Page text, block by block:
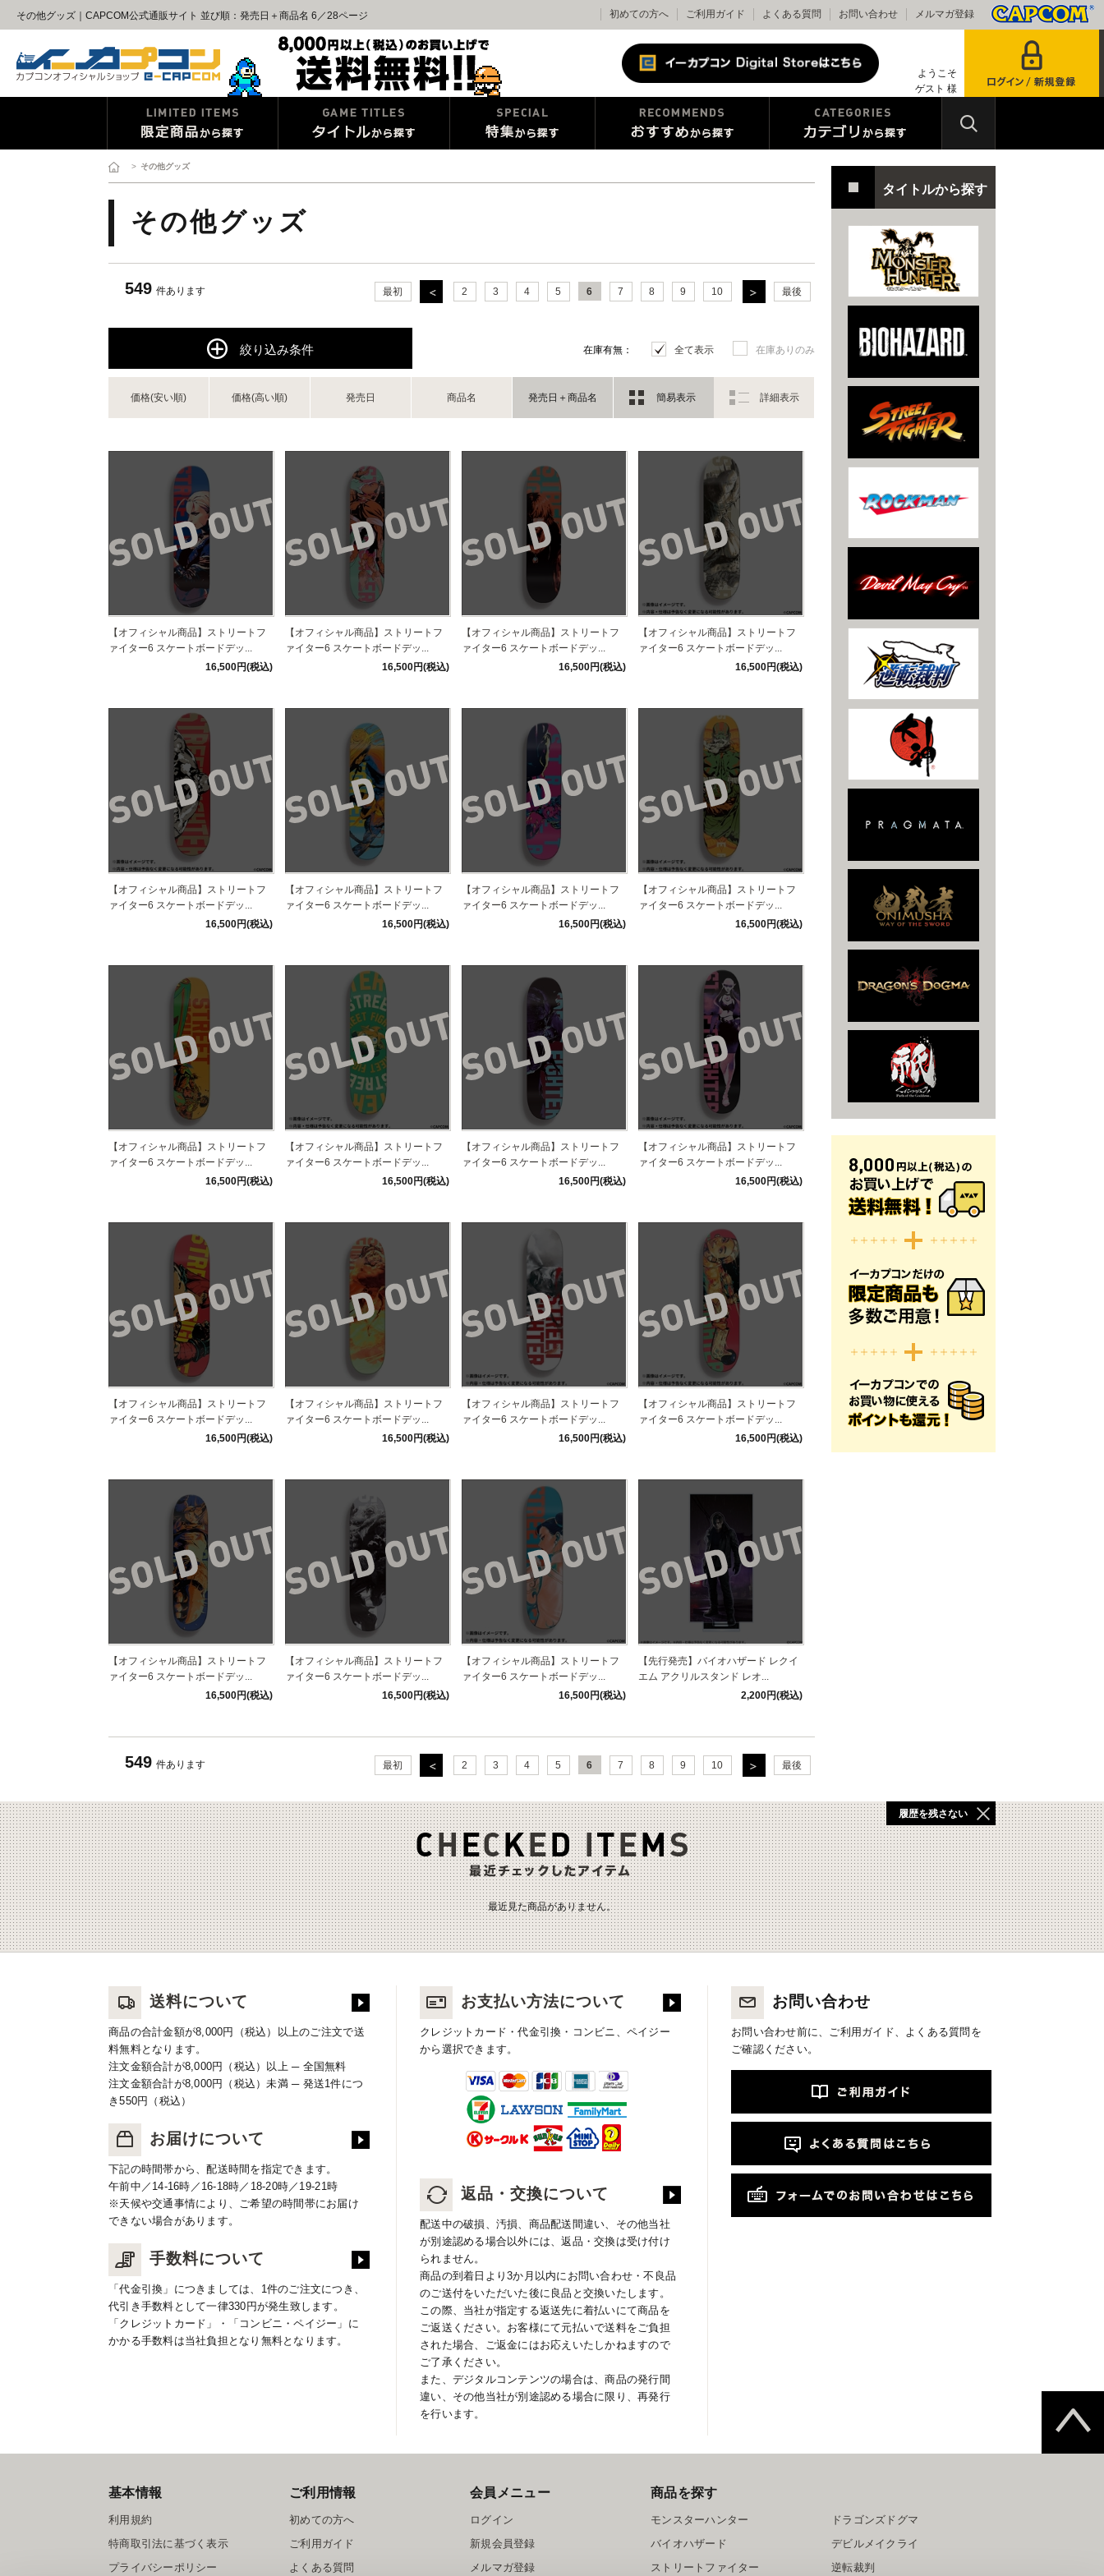
その他グッズ｜CAPCOM公式通販サイト 並び順：発売日＋商品名 6／28ページ 初めての方へ ご利用ガイド よくある質問 お問い合わせ メルマガ登録
ようこそ
ゲスト 様
> その他グッズ
その他グッズ
549 件あります 最初 2 3 4 5 6 7 8 9 10 最後
絞り込み条件 在庫有無： 全て表示 在庫ありのみ
価格(安い順) 価格(高い順) 発売日 商品名 発売日＋商品名 簡易表示 詳細表示
【オフィシャル商品】ストリートフ
ァイター6 スケートボードデッ...
16,500円(税込)
【オフィシャル商品】ストリートフ
ァイター6 スケートボードデッ...
16,500円(税込)
【オフィシャル商品】ストリートフ
ァイター6 スケートボードデッ...
16,500円(税込)
【オフィシャル商品】ストリートフ
ァイター6 スケートボードデッ...
16,500円(税込)
【オフィシャル商品】ストリートフ
ァイター6 スケートボードデッ...
16,500円(税込)
【オフィシャル商品】ストリートフ
ァイター6 スケートボードデッ...
16,500円(税込)
【オフィシャル商品】ストリートフ
ァイター6 スケートボードデッ...
16,500円(税込)
【オフィシャル商品】ストリートフ
ァイター6 スケートボードデッ...
16,500円(税込)
【オフィシャル商品】ストリートフ
ァイター6 スケートボードデッ...
16,500円(税込)
【オフィシャル商品】ストリートフ
ァイター6 スケートボードデッ...
16,500円(税込)
【オフィシャル商品】ストリートフ
ァイター6 スケートボードデッ...
16,500円(税込)
【オフィシャル商品】ストリートフ
ァイター6 スケートボードデッ...
16,500円(税込)
【オフィシャル商品】ストリートフ
ァイター6 スケートボードデッ...
16,500円(税込)
【オフィシャル商品】ストリートフ
ァイター6 スケートボードデッ...
16,500円(税込)
【オフィシャル商品】ストリートフ
ァイター6 スケートボードデッ...
16,500円(税込)
【オフィシャル商品】ストリートフ
ァイター6 スケートボードデッ...
16,500円(税込)
【オフィシャル商品】ストリートフ
ァイター6 スケートボードデッ...
16,500円(税込)
【オフィシャル商品】ストリートフ
ァイター6 スケートボードデッ...
16,500円(税込)
【オフィシャル商品】ストリートフ
ァイター6 スケートボードデッ...
16,500円(税込)
【先行発売】バイオハザード レクイ
エム アクリルスタンド レオ...
2,200円(税込)
549 件あります 最初 2 3 4 5 6 7 8 9 10 最後
タイトルから探す
最近見た商品がありません。
履歴を残さない
送料について
商品の合計金額が8,000円（税込）以上のご注文で送
料無料となります。
注文金額合計が8,000円（税込）以上 ─ 全国無料
注文金額合計が8,000円（税込）未満 ─ 発送1件につ
き550円（税込）
お届けについて
下記の時間帯から、配送時間を指定できます。
午前中／14-16時／16-18時／18-20時／19-21時
※天候や交通事情により、ご希望の時間帯にお届け
できない場合があります。
手数料について
「代金引換」につきましては、1件のご注文につき、
代引き手数料として一律330円が発生致します。
「クレジットカード」・「コンビニ・ペイジー」に
かかる手数料は当社負担となり無料となります。
お支払い方法について
クレジットカード・代金引換・コンビニ、ペイジー
から選択できます。
返品・交換について
配送中の破損、汚損、商品配送間違い、その他当社
が別途認める場合以外には、返品・交換は受け付け
られません。
商品の到着日より3か月以内にお問い合わせ・不良品
のご送付をいただいた後に良品と交換いたします。
この際、当社が指定する返送先に着払いにて商品を
ご返送ください。お客様にて元払いで送料をご負担
された場合、ご返金にはお応えいたしかねますので
ご了承ください。
また、デジタルコンテンツの場合は、商品の発行間
違い、その他当社が別途認める場合に限り、再発行
を行います。
お問い合わせ
お問い合わせ前に、ご利用ガイド、よくある質問を
ご確認ください。
基本情報
利用規約
特商取引法に基づく表示
プライバシーポリシー
ご利用情報
初めての方へ
ご利用ガイド
よくある質問
会員メニュー
ログイン
新規会員登録
メルマガ登録
商品を探す
モンスターハンター
バイオハザード
ストリートファイター
ドラゴンズドグマ
デビルメイクライ
逆転裁判